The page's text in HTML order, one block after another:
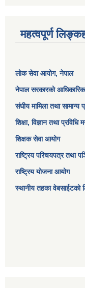
महत्वपूर्ण
लोक सेवा आयोग, नेपाल
नेपाल सरकारको आधिकारिक
संघीय मामिला तथा सामान्य
शिक्षा, विज्ञान तथा प्रविधि
शिक्षक सेवा आयोग
राष्ट्रिय परिचयपत्र तथा
राष्ट्रिय योजना आयोग
स्थानीय तहका